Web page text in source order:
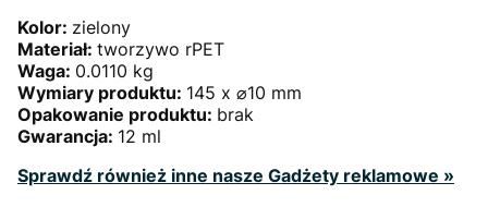
Kolor: zielony
Materiał: tworzywo rPET
Waga: 0.0110 kg
Wymiary produktu: 145 x ⌀10 mm
Opakowanie produktu: brak
Gwarancja: 12 ml
Sprawdź również inne nasze Gadżety reklamowe »